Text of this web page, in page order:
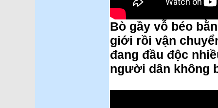
Bò gầy vỗ béo
giới rồi vận
đang đầu độc
người dân không